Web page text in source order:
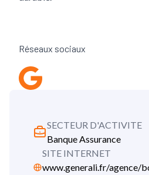
SECTEUR D'ACTIVITE
Banque Assurance
SITE INTERNET
www.generali.fr/agence/
Réseaux sociaux
Google my buisness